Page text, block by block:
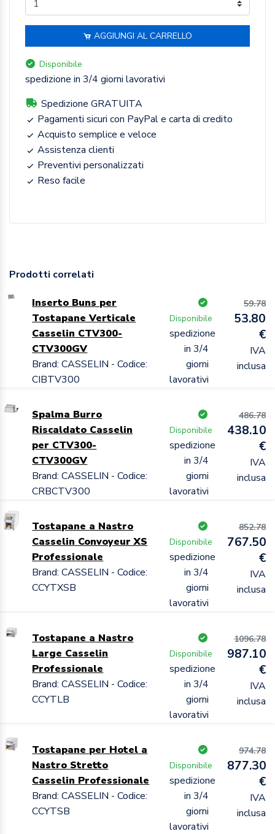
AGGIUNGI AL CARRELLO
Disponibile
spedizione in 3/4 giorni lavorativi
Spedizione GRATUITA
Pagamenti sicuri con PayPal e carta di credito
Acquisto semplice e veloce
Assistenza clienti
Preventivi personalizzati
Reso facile
Prodotti correlati
Inserto Buns per
Tostapane Verticale
Casselin CTV300-
CTV300GV
Brand: CASSELIN - Codice:
CIBTV300
Disponibile
spedizione
in 3/4
giorni
lavorativi
59.78
53.80
€
IVA
inclusa
Spalma Burro
Riscaldato Casselin
per CTV300-
CTV300GV
Brand: CASSELIN - Codice:
CRBCTV300
Disponibile
spedizione
in 3/4
giorni
lavorativi
486.78
438.10
€
IVA
inclusa
Tostapane a Nastro
Casselin Convoyeur XS
Professionale
Brand: CASSELIN - Codice:
CCYTXSB
Disponibile
spedizione
in 3/4
giorni
lavorativi
852.78
767.50
€
IVA
inclusa
Tostapane a Nastro
Large Casselin
Professionale
Brand: CASSELIN - Codice:
CCYTLB
Disponibile
spedizione
in 3/4
giorni
lavorativi
1096.78
987.10
€
IVA
inclusa
Tostapane per Hotel a
Nastro Stretto
Casselin Professionale
Brand: CASSELIN - Codice:
CCYTSB
Disponibile
spedizione
in 3/4
giorni
lavorativi
974.78
877.30
€
IVA
inclusa